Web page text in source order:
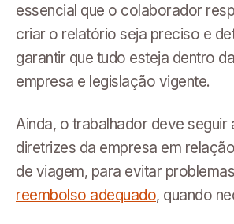
essencial que o colaborador
criar o relatório seja preciso e
garantir que tudo esteja dentro
empresa e legislação vigente.
Ainda, o trabalhador deve seguir
diretrizes da empresa em
de viagem, para evitar
reembolso adequado, quando